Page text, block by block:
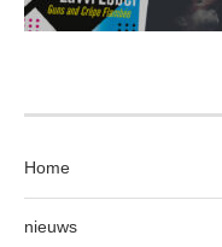
Home
nieuws